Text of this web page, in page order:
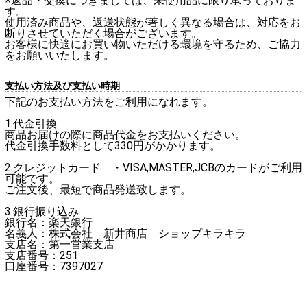
す。
使用済み商品や、返送状態が著しく異なる場合は、対応をお
断りさせていただく場合がございます。
お客様に快適にお買い物いただける環境を守るため、ご協力
をお願いいたします。
支払い方法及び支払い時期
下記のお支払い方法をご利用になれます。
1.代金引換
商品お届けの際に商品代金をお支払いください。
代金引換手数料として330円がかかります。
2.クレジットカード ・VISA,MASTER,JCBのカードがご利用
可能です。
ご注文後、最短で商品発送致します。
3.銀行振り込み
銀行名：楽天銀行
名義人：株式会社 新井商店 ショップキラキラ
支店名：第一営業支店
支店番号：251
口座番号：7397027